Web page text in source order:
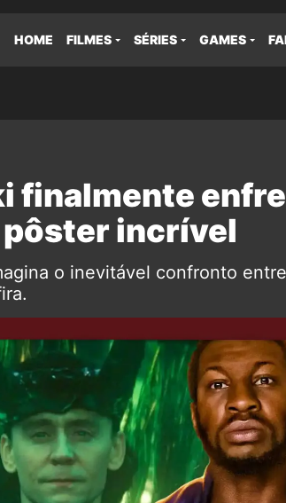
HOME FILMES SÉRIES GAMES
finalmente
pôster incrível
o inevitável confronto